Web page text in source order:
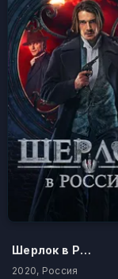
Шерлок в России
2020, Россия